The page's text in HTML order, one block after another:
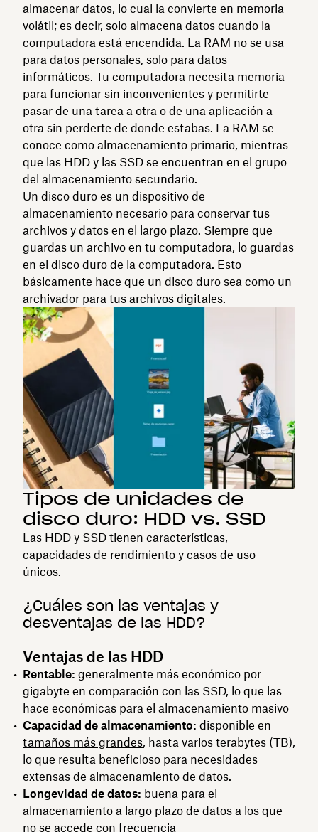
almacenar datos, lo cual la convierte en memoria
volátil; es decir, solo almacena datos cuando la
computadora está encendida. La RAM no se usa
para datos personales, solo para datos
informáticos. Tu computadora necesita memoria
para funcionar sin inconvenientes y permitirte
pasar de una tarea a otra o de una aplicación a
otra sin perderte de donde estabas. La RAM se
conoce como almacenamiento primario, mientras
que las HDD y las SSD se encuentran en el grupo
del almacenamiento secundario.
Un disco duro es un dispositivo de
almacenamiento necesario para conservar tus
archivos y datos en el largo plazo. Siempre que
guardas un archivo en tu computadora, lo guardas
en el disco duro de la computadora. Esto
básicamente hace que un disco duro sea como un
archivador para tus archivos digitales.
Tipos de unidades de
disco duro: HDD vs. SSD
Las HDD y SSD tienen características,
capacidades de rendimiento y casos de uso
únicos.
¿Cuáles son las ventajas y
desventajas de las HDD?
Ventajas de las HDD
Rentable: generalmente más económico por
gigabyte en comparación con las SSD, lo que las
hace económicas para el almacenamiento masivo
Capacidad de almacenamiento: disponible en
tamaños más grandes, hasta varios terabytes (TB),
lo que resulta beneficioso para necesidades
extensas de almacenamiento de datos.
Longevidad de datos: buena para el
almacenamiento a largo plazo de datos a los que
no se accede con frecuencia